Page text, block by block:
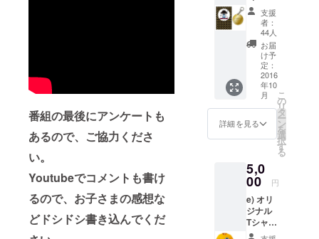
番組の最後にアンケートも
あるので、ご協力くださ
い。
Youtubeでコメントも書け
るので、お子さまの感想な
どドシドシ書き込んでくだ
Mから
のメッ
セージ
と、
DADDY
との
ツー
ショッ
ト写真
データ
をメー
そし
て、今
回の
BRICK
&
GLORY
のシン
ZETT M
&
DADDY
のツー
ショッ
ト写真
データ
付き）
b) シー
トス
テッ
カー(A4
サイ
シート)
c) 五線
譜+落書
きノー
ト(A5サ
イズ、
50頁) d)
支援
者：
44人
お届
け予
定：
2016
年10
月
詳細を見る
こ
の
リ
タ
ー
ン
を
選
択
す
る
5,0
00 円
e) オリ
ジナル
Tシャツ
-=-=-=-